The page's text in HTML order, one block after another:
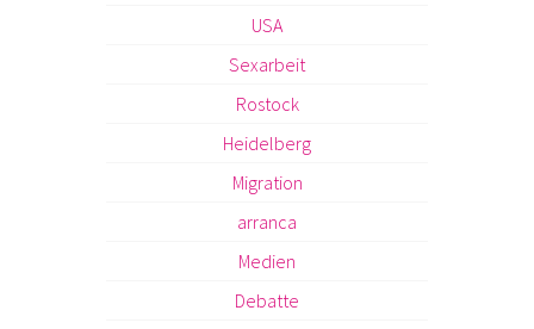
USA
Sexarbeit
Rostock
Heidelberg
Migration
arranca
Medien
Debatte